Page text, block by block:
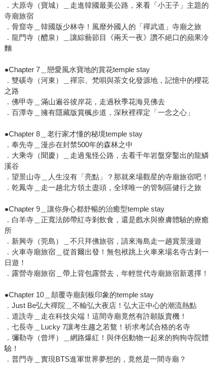
．大原寺（寶城）＿走進韓國最美公路，來看「小王子」主題的
寺廟旅宿
．骨窟寺＿韓國版少林寺！風靡外國人的「禪武道」寺廟之旅
．龍門寺（醴泉）＿讓綜藝節目《兩天一夜》讚不絕口的蘋果冷
麵
●Chapter 7＿戀愛風水寶地的賞花temple stay
．雙磎寺（河東）＿禪宗、梵唄與茶文化發源地，記憶中的櫻花
之路
．佛甲寺＿滿山遍谷彼岸花，走過秋季花海見佛去
．百潭寺＿擁有隱藏版賞楓步道，深秋裡禪定「一念之心」
●Chapter 8＿老行家才懂的秘境temple stay
．奉先寺＿漫步在封禁500年的森林之中
．大乘寺（聞慶）＿走過鬼怪公路，去看千年岩盤穿鑿出的龍鱗
溪谷
．望景山寺＿人生沒有「亮點」？那就來場觀星的寺廟旅宿吧！
．乾鳳寺＿走一趟北方領土盡頭，全球唯一的管制區健行之旅
●Chapter 9＿讓你身心都舒暢的治癒型temple stay
．白羊寺＿正寬法師帶紅寺剎飲食，還是戲水與療膚體驗的療癒
所
．新興寺（莞島）＿不只拜佛旅宿，請來海島走一趟賞景漫遊
．火車寺廟旅宿＿從首爾出發！無包袱跳上火車來場名寺古剎一
日遊！
．露營寺廟旅宿＿帶上背包露營去，年輕世代寺廟旅宿新選擇！
●Chapter 10＿顛覆寺廟刻板印象的temple stay
．Just Be弘大禪院＿不輸弘大夜店！弘大正中心的潮流熱點
．道詵寺＿走在科技尖端！這間寺廟竟然有許願販賣機！
．七長寺＿Lucky 7讓考生趨之若鶩！祈求考試合格的名寺
．彌勒寺（曾坪）＿網路爆紅！與伴侶動物一起來的狗狗寺院體
驗！
．普門寺＿實現BTS進軍世界夢想的，竟然是一間寺廟？